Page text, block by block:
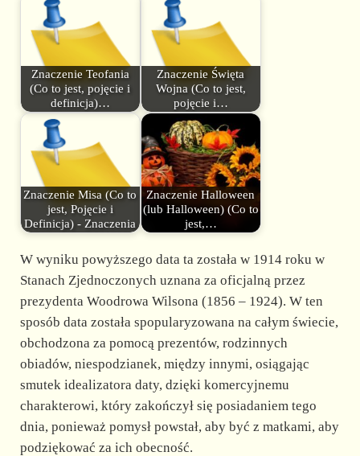
Znaczenie Teofania
(Co to jest, pojęcie i
definicja)…
Znaczenie Święta
Wojna (Co to jest,
pojęcie i…
Znaczenie Misa (Co to
jest, Pojęcie i
Definicja) - Znaczenia
Znaczenie Halloween
(lub Halloween) (Co to
jest,…
W wyniku powyższego data ta została w 1914 roku w
Stanach Zjednoczonych uznana za oficjalną przez
prezydenta Woodrowa Wilsona (1856 – 1924). W ten
sposób data została spopularyzowana na całym świecie,
obchodzona za pomocą prezentów, rodzinnych
obiadów, niespodzianek, między innymi, osiągając
smutek idealizatora daty, dzięki komercyjnemu
charakterowi, który zakończył się posiadaniem tego
dnia, ponieważ pomysł powstał, aby być z matkami, aby
podziękować za ich obecność.